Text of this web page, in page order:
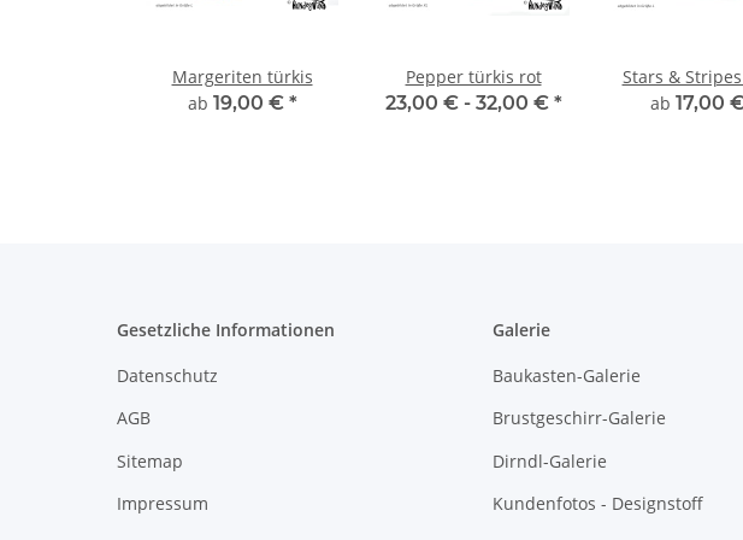
Margeriten türkis
ab 19,00 € *
Pepper türkis rot
23,00 € - 32,00 € *
Stars &
ab 17,00
Gesetzliche Informationen
Datenschutz
AGB
Sitemap
Impressum
Galerie
Baukasten-Galerie
Brustgeschirr-Galerie
Dirndl-Galerie
Kundenfotos - Designstoff